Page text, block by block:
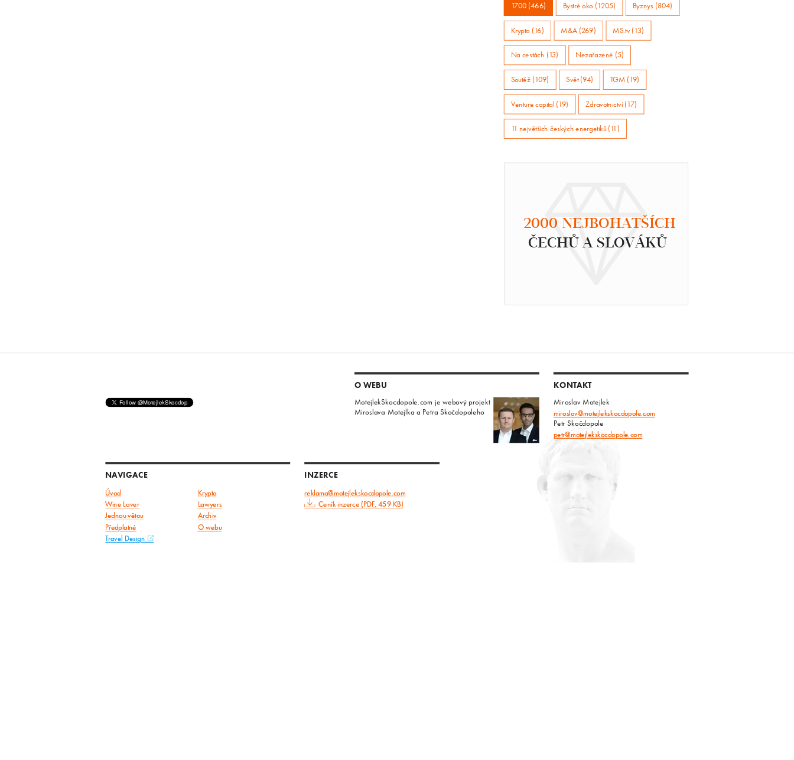
1700 (466) Bystré oko (1205) Byznys (804)
Krypto (16) M&A (269) MS.tv (13)
Na cestách (13) Nezařazené (5)
Soutěž (109) Svět (94) TGM (19)
Venture capital (19) Zdravotnictví (17)
11 největších českých energetiků (11)
2000 NEJBOHATŠÍCH
ČECHŮ A SLOVÁKŮ
O WEBU
MotejlekSkocdopole.com je webový projekt
Miroslava Motejlka a Petra Skočdopoleho
KONTAKT
Miroslav Motejlek
miroslav@motejlekskocdopole.com
Petr Skočdopole
petr@motejlekskocdopole.com
NAVIGACE
Úvod Krypto
Wine Lover
Lawyers
Jednou větou
Archiv
Předplatné O webu
Travel Design
INZERCE
reklama@motejlekskocdopole.com
Ceník inzerce (PDF, 459 KB)